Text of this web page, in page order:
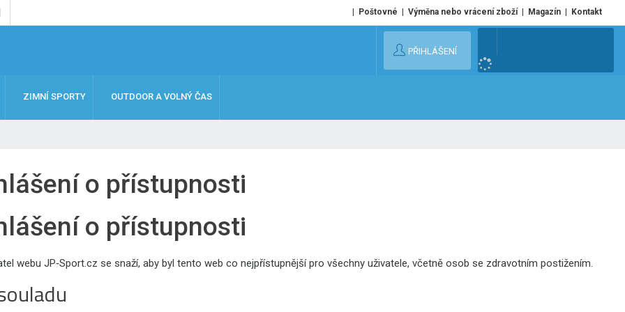
Poštovné Výměna nebo vrácení zboží Magazín Kontakt
e
PŘIHLÁŠENÍ
ZIMNÍ SPORTY OUTDOOR A VOLNÝ ČAS
o přístupnosti
o přístupnosti
webu JP‑Sport.cz se snaží, aby byl tento web co nejpřístupnější pro všechny uživatele, včetně osob se zdravotním postižením.